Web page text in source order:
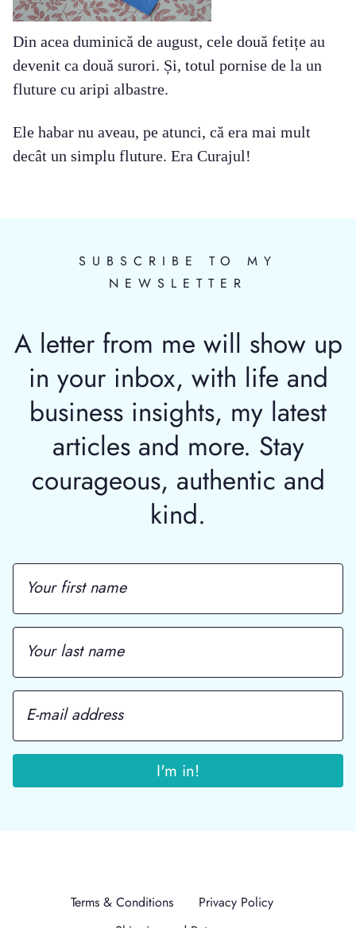
Din acea duminică de august, cele două fetițe au
devenit ca două surori. Și, totul pornise de la un
fluture cu aripi albastre.
Ele habar nu aveau, pe atunci, că era mai mult
decât un simplu fluture. Era Curajul!
SUBSCRIBE TO MY
NEWSLETTER
A letter from me will show up
in your inbox, with life and
business insights, my latest
articles and more. Stay
courageous, authentic and
kind.
Terms & Conditions
Privacy Policy